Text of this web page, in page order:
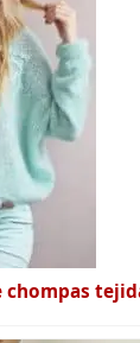
chompas